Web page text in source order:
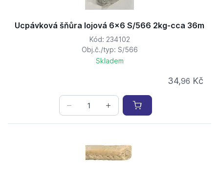
Ucpávková šňůra lojová 6x6 S/566 2kg-cca 36m
Kód: 234102
Obj.č./typ: S/566
Skladem
34,96 Kč